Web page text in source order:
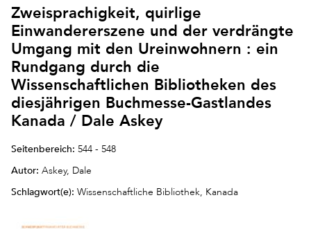
Zweisprachigkeit, quirlige
Einwandererszene und der verdrängte
Umgang mit den Ureinwohnern : ein
Rundgang durch die
Wissenschaftlichen Bibliotheken des
diesjährigen Buchmesse-Gastlandes
Kanada / Dale Askey
Seitenbereich: 544 - 548
Autor: Askey, Dale
Schlagwort(e): Wissenschaftliche Bibliothek, Kanada